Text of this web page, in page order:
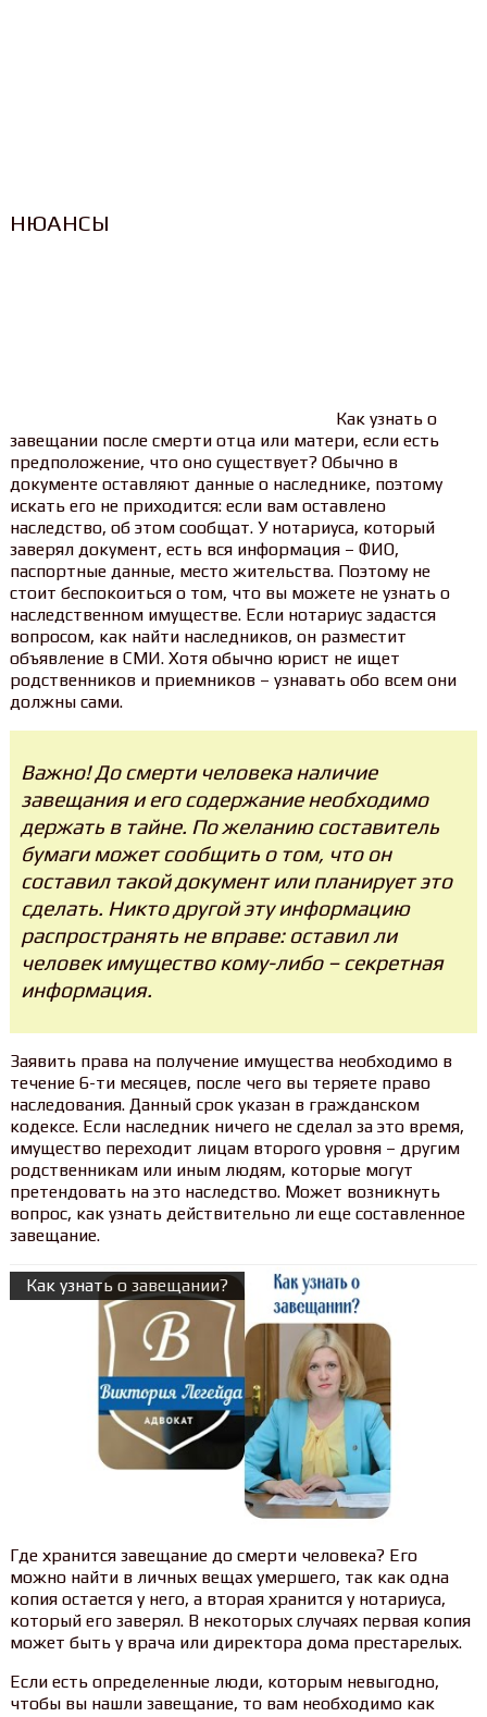
НЮАНСЫ
Как узнать о
завещании после смерти отца или матери, если есть
предположение, что оно существует? Обычно в
документе оставляют данные о наследнике, поэтому
искать его не приходится: если вам оставлено
наследство, об этом сообщат. У нотариуса, который
заверял документ, есть вся информация – ФИО,
паспортные данные, место жительства. Поэтому не
стоит беспокоиться о том, что вы можете не узнать о
наследственном имуществе. Если нотариус задастся
вопросом, как найти наследников, он разместит
объявление в СМИ. Хотя обычно юрист не ищет
родственников и приемников – узнавать обо всем они
должны сами.
Важно! До смерти человека наличие
завещания и его содержание необходимо
держать в тайне. По желанию составитель
бумаги может сообщить о том, что он
составил такой документ или планирует это
сделать. Никто другой эту информацию
распространять не вправе: оставил ли
человек имущество кому-либо – секретная
информация.
Заявить права на получение имущества необходимо в
течение 6-ти месяцев, после чего вы теряете право
наследования. Данный срок указан в гражданском
кодексе. Если наследник ничего не сделал за это время,
имущество переходит лицам второго уровня – другим
родственникам или иным людям, которые могут
претендовать на это наследство. Может возникнуть
вопрос, как узнать действительно ли еще составленное
завещание.
Как узнать о завещании?
Где хранится завещание до смерти человека? Его
можно найти в личных вещах умершего, так как одна
копия остается у него, а вторая хранится у нотариуса,
который его заверял. В некоторых случаях первая копия
может быть у врача или директора дома престарелых.
Если есть определенные люди, которым невыгодно,
чтобы вы нашли завещание, то вам необходимо как